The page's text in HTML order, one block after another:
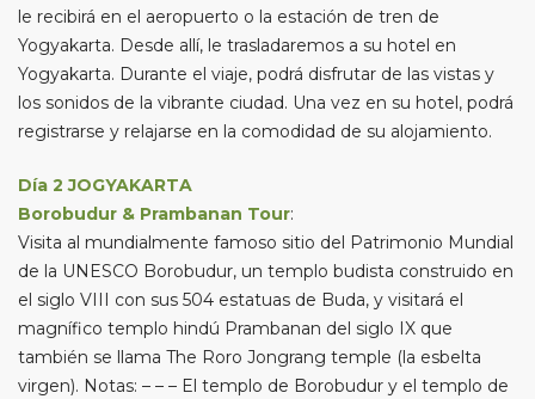
le recibirá en el aeropuerto o la estación de tren de
Yogyakarta. Desde allí, le trasladaremos a su hotel en
Yogyakarta. Durante el viaje, podrá disfrutar de las vistas y
los sonidos de la vibrante ciudad. Una vez en su hotel, podrá
registrarse y relajarse en la comodidad de su alojamiento.
Día 2 JOGYAKARTA
Borobudur & Prambanan Tour:
Visita al mundialmente famoso sitio del Patrimonio Mundial
de la UNESCO Borobudur, un templo budista construido en
el siglo VIII con sus 504 estatuas de Buda, y visitará el
magnífico templo hindú Prambanan del siglo IX que
también se llama The Roro Jongrang temple (la esbelta
virgen). Notas: – – – El templo de Borobudur y el templo de